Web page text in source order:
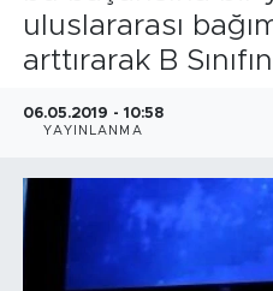
uluslararası
arttırarak B
06.05.2019 - 10:58
YAYINLANMA
Haberleri